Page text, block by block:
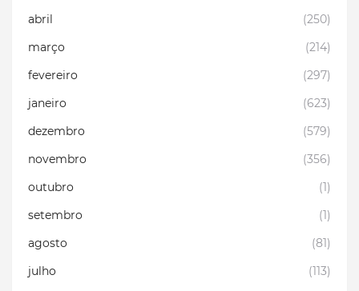
abril
(250)
março
(214)
fevereiro
(297)
janeiro
(623)
dezembro
(579)
novembro
(356)
outubro
(1)
setembro
(1)
agosto
(81)
julho
(113)